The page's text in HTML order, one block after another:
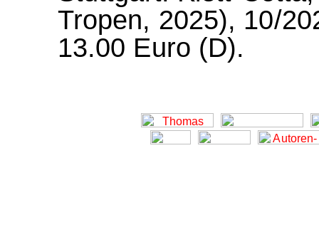
Tropen, 2025), 10/
13.00 Euro (D).